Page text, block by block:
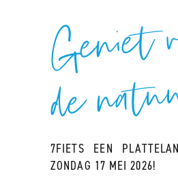
et
7FIETS EEN
ZONDAG 17 MEI 2026!